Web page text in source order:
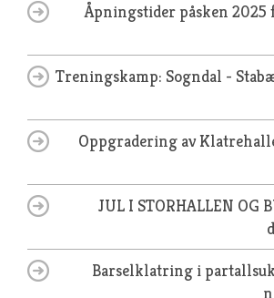
Åpningstider påsken 2025
Treningskamp: Sogndal -
Oppgradering av
JUL I STORHALLEN OG
Barselklatring i